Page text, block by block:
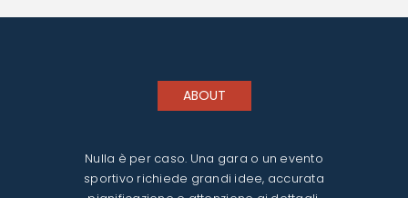
ABOUT
Nulla è per caso. Una gara o un evento
sportivo richiede grandi idee, accurata